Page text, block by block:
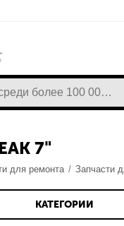
7"
для ремонта / Запчасти
КАТЕГОРИИ